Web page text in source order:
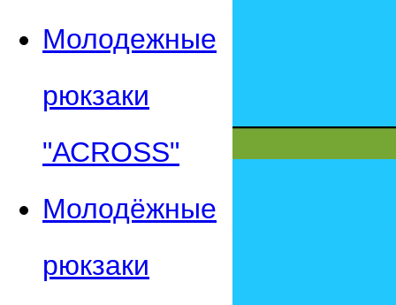
Молодежные
рюкзаки
"АСROSS"
Молодёжные
рюкзаки